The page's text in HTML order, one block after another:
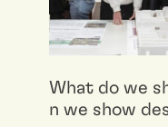
What do we
n we show